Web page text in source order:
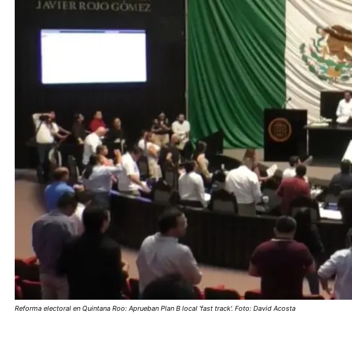
Reforma electoral en Quintana Roo: Aprueban Plan B local 'fast track'. Foto: David Acosta